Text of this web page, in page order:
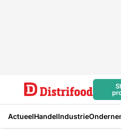
ActueelHandelIndustrie